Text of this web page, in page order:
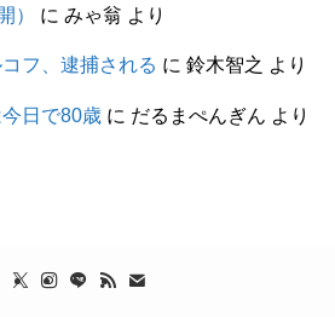
）
にみゃ翁 より
フ、逮捕される に鈴木智之 より
日で80歳 に だるまぺんぎん より